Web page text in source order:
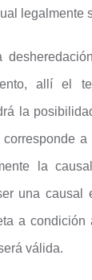
legalmente
allí el
la
la
una causal
a condición
válida.